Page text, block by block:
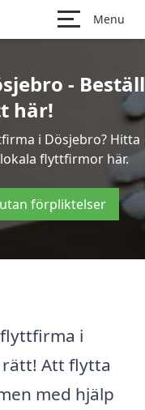
Menu
- Beställ
här!
i Dösjebro? Hitta
flyttfirmor här.
förpliktelser
i
rätt! Att flytta
med hjälp